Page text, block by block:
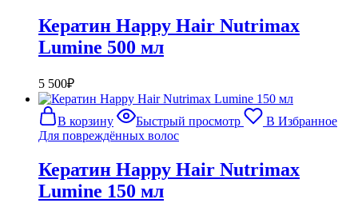
Кератин Happy Hair Nutrimax
Lumine 500 мл
5 500₽
В корзину Быстрый просмотр
В Избранное
Для повреждённых волос
Кератин Happy Hair Nutrimax
Lumine 150 мл